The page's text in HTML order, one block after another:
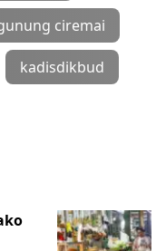
ciremai
kadisdikbud